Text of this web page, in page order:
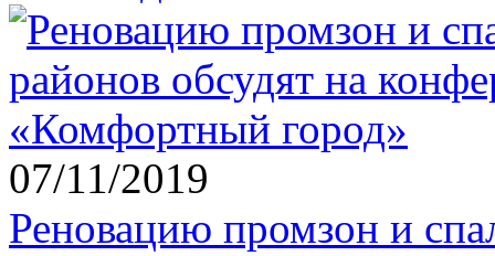
07/11/2019
Реновацию промзон и